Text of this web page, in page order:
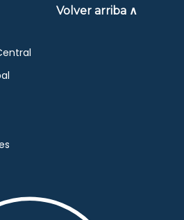
Volver arriba ∧